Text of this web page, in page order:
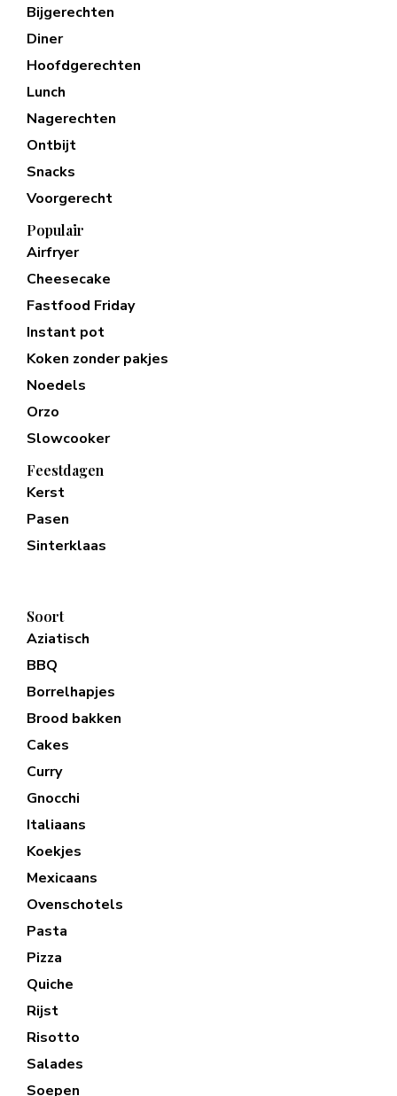
Bijgerechten
Diner
Hoofdgerechten
Lunch
Nagerechten
Ontbijt
Snacks
Voorgerecht
Populair
Airfryer
Cheesecake
Fastfood Friday
Instant pot
Koken zonder pakjes
Noedels
Orzo
Slowcooker
Feestdagen
Kerst
Pasen
Sinterklaas
Soort
Aziatisch
BBQ
Borrelhapjes
Brood bakken
Cakes
Curry
Gnocchi
Italiaans
Koekjes
Mexicaans
Ovenschotels
Pasta
Pizza
Quiche
Rijst
Risotto
Salades
Soepen